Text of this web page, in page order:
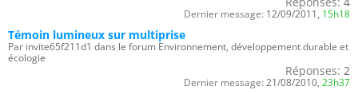
Dernier message: 12/09/2011, 15h18
Témoin lumineux sur multiprise
Par invite65f211d1 dans le forum Environnement, développement durable et
écologie
Réponses: 2
Dernier message: 21/08/2010, 23h37